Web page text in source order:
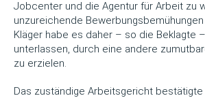
Jobcenter und die Agentur für Arbeit zu
unzureichende
Kläger habe es daher – so die Beklagte
unterlassen, durch eine andere
zu erzielen.
Das zuständige Arbeitsgericht bestätigte